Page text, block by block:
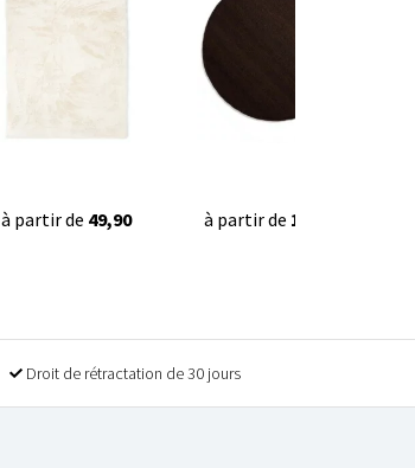
à partir de 49,90 à partir de 129,90
Droit de rétractation de 30 jours